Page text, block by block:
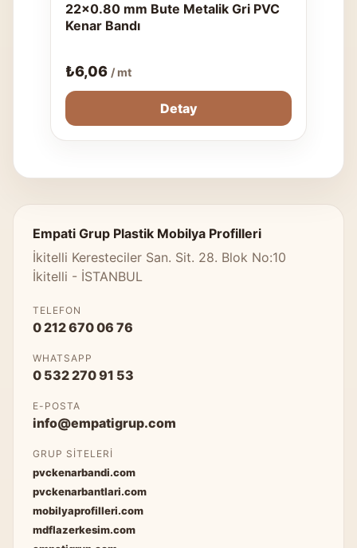
22x0.80 mm Bute Metalik Gri PVC
Kenar Bandı
₺6,06 / mt
Detay
Empati Grup Plastik Mobilya Profilleri
İkitelli Keresteciler San. Sit. 28. Blok No:10
İkitelli - İSTANBUL
TELEFON
0 212 670 06 76
WHATSAPP
0 532 270 91 53
E-POSTA
info@empatigrup.com
GRUP SITELERI
pvckenarbandi.com
pvckenarbantlari.com
mobilyaprofilleri.com
mdflazerkesim.com